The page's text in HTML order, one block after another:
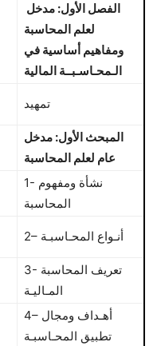
الفصل الأول: مدخل
لعلم المحاسبة
ومفاهيم أساسية في
الـمحـاسـبــة المالية
تمهيد
المبحث الأول: مدخل
عام لعلم المحاسبة
1- نشأة ومفهوم
المحاسبة
2– أنـواع المحـاسبـة
3- تعريف المحاسبة
المـاليـة
4– أهـداف ومجال
تطبيق المحـاسبـة